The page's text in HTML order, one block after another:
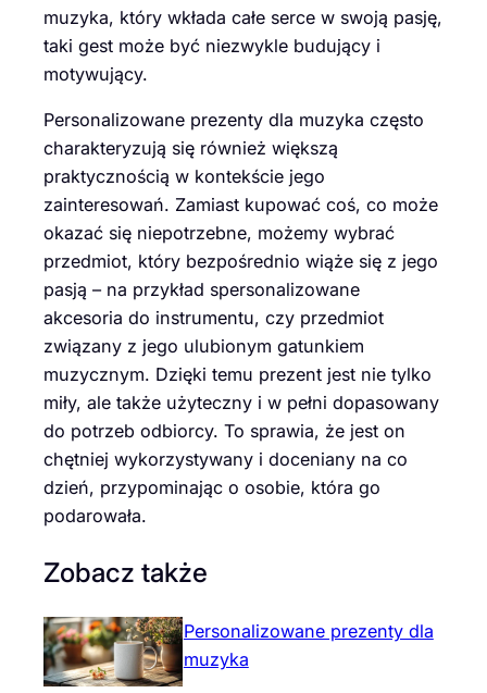
muzyka, który wkłada całe serce w swoją pasję,
taki gest może być niezwykle budujący i
motywujący.
Personalizowane prezenty dla muzyka często
charakteryzują się również większą
praktycznością w kontekście jego
zainteresowań. Zamiast kupować coś, co może
okazać się niepotrzebne, możemy wybrać
przedmiot, który bezpośrednio wiąże się z jego
pasją – na przykład spersonalizowane
akcesoria do instrumentu, czy przedmiot
związany z jego ulubionym gatunkiem
muzycznym. Dzięki temu prezent jest nie tylko
miły, ale także użyteczny i w pełni dopasowany
do potrzeb odbiorcy. To sprawia, że jest on
chętniej wykorzystywany i doceniany na co
dzień, przypominając o osobie, która go
podarowała.
Zobacz także
Personalizowane prezenty dla
muzyka